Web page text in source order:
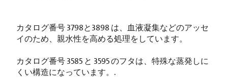
カタログ番号 3798と3898 は、血液凝集などのアッセ
イのため、親水性を高める処理をしています。
カタログ番号 3585 と 3595 のフタは、特殊な蒸発しに
くい構造になっています。.